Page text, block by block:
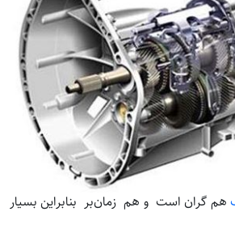
هم گران است و هم زمان‌بر بنابراین بسیار